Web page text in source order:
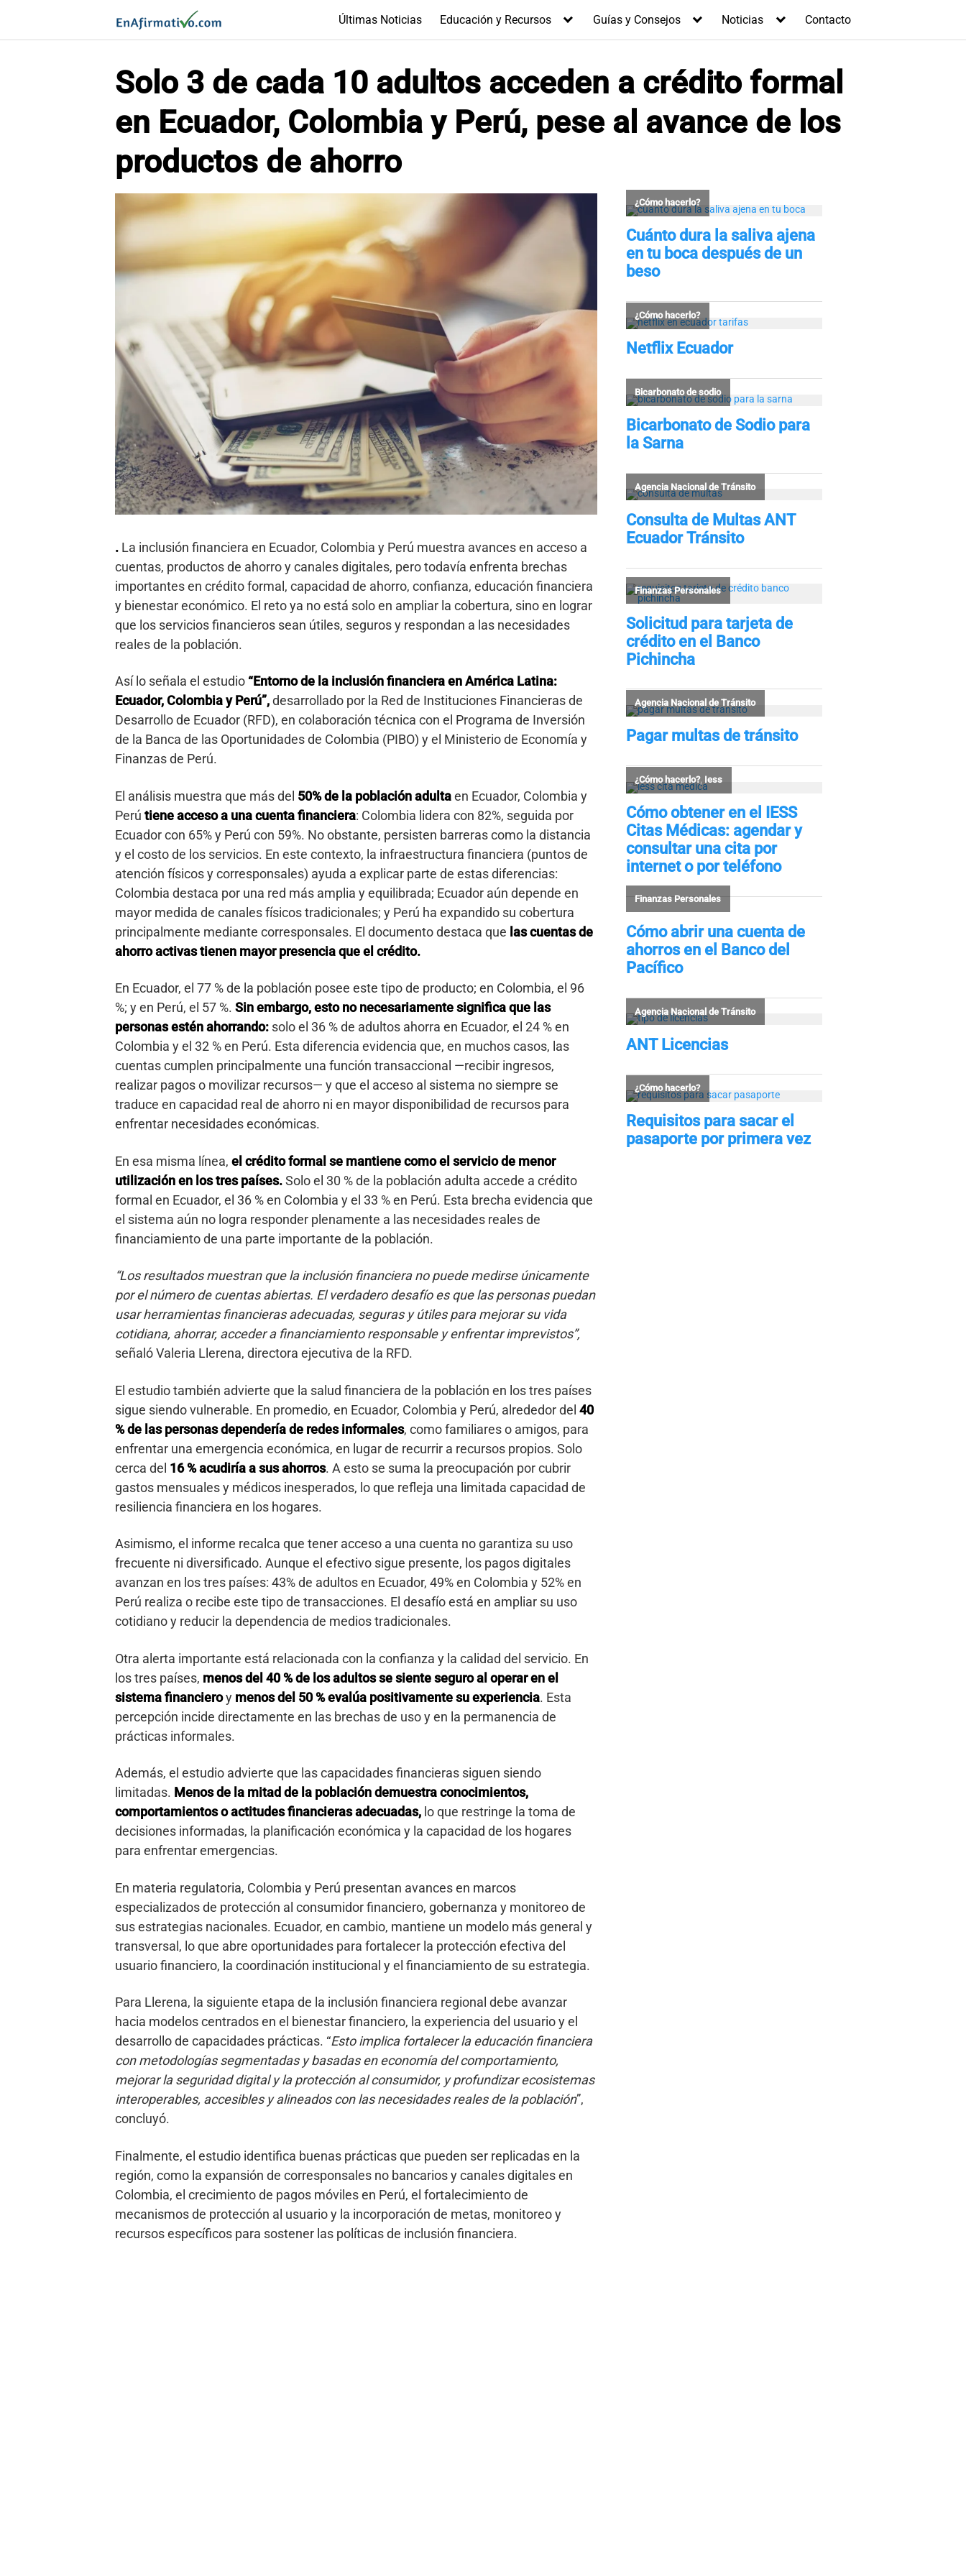
contenido
Últimas Noticias Educación y Recursos Guías y Consejos Noticias Contacto
Solo 3 de cada 10 adultos acceden a crédito formal
en Ecuador, Colombia y Perú, pese al avance de los
productos de ahorro
. La inclusión financiera en Ecuador, Colombia y Perú muestra avances en acceso a
cuentas, productos de ahorro y canales digitales, pero todavía enfrenta brechas
importantes en crédito formal, capacidad de ahorro, confianza, educación financiera
y bienestar económico. El reto ya no está solo en ampliar la cobertura, sino en lograr
que los servicios financieros sean útiles, seguros y respondan a las necesidades
reales de la población.
Así lo señala el estudio “Entorno de la inclusión financiera en América Latina:
Ecuador, Colombia y Perú”,desarrollado por la Red de Instituciones Financieras de
Desarrollo de Ecuador (RFD), en colaboración técnica con el Programa de Inversión
de la Banca de las Oportunidades de Colombia (PIBO) y el Ministerio de Economía y
Finanzas de Perú.
El análisis muestra que más del 50% de la población adultaen Ecuador, Colombia y
Perú tieneacceso a una cuenta financiera: Colombia lidera con 82%, seguida por
Ecuador con 65% y Perú con 59%. No obstante, persisten barreras como la distancia
y el costo de los servicios. En este contexto, la infraestructura financiera (puntos de
atención físicos y corresponsales) ayuda a explicar parte de estas diferencias:
Colombia destaca por una red más amplia y equilibrada; Ecuador aún depende en
mayor medida de canales físicos tradicionales; y Perú ha expandido su cobertura
principalmente mediante corresponsales. El documento destaca que las cuentas de
ahorro activas tienen mayor presencia que el crédito.
En Ecuador, el 77 % de la población posee este tipo de producto; en Colombia, el 96
%; y en Perú, el 57 %. Sin embargo, esto no necesariamente significa que las
personas estén ahorrando: solo el 36 % de adultos ahorra en Ecuador, el 24 % en
Colombia y el 32 % en Perú. Esta diferencia evidencia que, en muchos casos, las
cuentas cumplen principalmente una función transaccional —recibir ingresos,
realizar pagos o movilizar recursos— y que el acceso al sistema no siempre se
traduce en capacidad real de ahorro ni en mayor disponibilidad de recursos para
enfrentar necesidades económicas.
En esa misma línea, el crédito formal se mantiene como el servicio de menor
utilización en los tres países.Solo el 30 % de la población adulta accede a crédito
formal en Ecuador, el 36 % en Colombia y el 33 % en Perú. Esta brecha evidencia que
el sistema aún no logra responder plenamente a las necesidades reales de
financiamiento de una parte importante de la población.
“Los resultados muestran que la inclusión financiera no puede medirse únicamente
por el número de cuentas abiertas. El verdadero desafío es que las personas puedan
usar herramientas financieras adecuadas, seguras y útiles para mejorar su vida
cotidiana, ahorrar, acceder a financiamiento responsable y enfrentar imprevistos”,
señaló Valeria Llerena, directora ejecutiva de la RFD.
El estudio también advierte que la salud financiera de la población en los tres países
sigue siendo vulnerable. En promedio, en Ecuador, Colombia y Perú, alrededor del 40
% de las personas dependería de redes informales, como familiares o amigos, para
enfrentar una emergencia económica, en lugar de recurrir a recursos propios. Solo
cerca del 16 % acudiría a sus ahorros. A esto se suma la preocupación por cubrir
gastos mensuales y médicos inesperados, lo que refleja una limitada capacidad de
resiliencia financiera en los hogares.
Asimismo, el informe recalca que tener acceso a una cuenta no garantiza su uso
frecuente ni diversificado. Aunque el efectivo sigue presente, los pagos digitales
avanzan en los tres países: 43% de adultos en Ecuador, 49% en Colombia y 52% en
Perú realiza o recibe este tipo de transacciones. El desafío está en ampliar su uso
cotidiano y reducir la dependencia de medios tradicionales.
Otra alerta importante está relacionada con la confianza y la calidad del servicio. En
los tres países, menos del 40 % de los adultos se siente seguro al operar en el
sistema financieroy menos del 50 % evalúa positivamente su experiencia. Esta
percepción incide directamente en las brechas de uso y en la permanencia de
prácticas informales.
Además, el estudio advierte que las capacidades financieras siguen siendo
limitadas. Menos de la mitad de la población demuestra conocimientos,
comportamientos o actitudes financieras adecuadas, lo que restringe la toma de
decisiones informadas, la planificación económica y la capacidad de los hogares
para enfrentar emergencias.
En materia regulatoria, Colombia y Perú presentan avances en marcos
especializados de protección al consumidor financiero, gobernanza y monitoreo de
sus estrategias nacionales. Ecuador, en cambio, mantiene un modelo más general y
transversal, lo que abre oportunidades para fortalecer la protección efectiva del
usuario financiero, la coordinación institucional y el financiamiento de su estrategia.
Para Llerena, la siguiente etapa de la inclusión financiera regional debe avanzar
hacia modelos centrados en el bienestar financiero, la experiencia del usuario y el
desarrollo de capacidades prácticas. “Esto implica fortalecer la educación financiera
con metodologías segmentadas y basadas en economía del comportamiento,
mejorar la seguridad digital y la protección al consumidor, y profundizar ecosistemas
interoperables, accesibles y alineados con las necesidades reales de la población”,
concluyó.
Finalmente, el estudio identifica buenas prácticas que pueden ser replicadas en la
región, como la expansión de corresponsales no bancarios y canales digitales en
Colombia, el crecimiento de pagos móviles en Perú, el fortalecimiento de
mecanismos de protección al usuario y la incorporación de metas, monitoreo y
recursos específicos para sostener las políticas de inclusión financiera.